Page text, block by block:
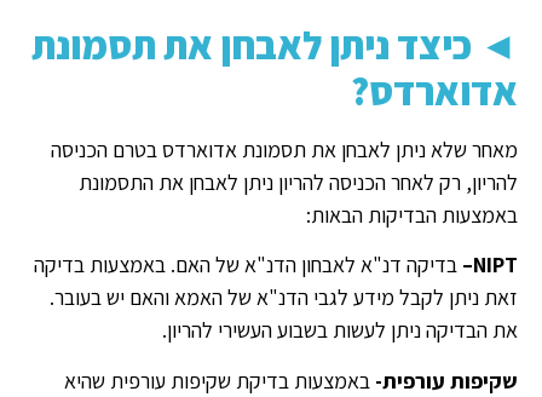
◄ כיצד ניתן לאבחן את תסמונת
אדוארדס?
מאחר שלא ניתן לאבחן את תסמונת אדוארדס בטרם הכניסה
להריון, רק לאחר הכניסה להריון ניתן לאבחן את התסמונת
באמצעות הבדיקות הבאות:
NIPT
– בדיקה דנ"א לאבחון הדנ"א של האם. באמצעות בדיקה
זאת ניתן לקבל מידע לגבי הדנ"א של האמא והאם יש בעובר.
את הבדיקה ניתן לעשות בשבוע העשירי להריון.
שקיפות עורפית- באמצעות בדיקת שקיפות עורפית שהיא